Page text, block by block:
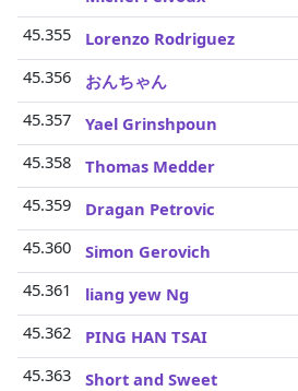
45.355
Lorenzo Rodriguez
45.356
おんちゃん
45.357
Yael Grinshpoun
45.358
Thomas Medder
45.359
Dragan Petrovic
45.360
Simon Gerovich
45.361
liang yew Ng
45.362
PING HAN TSAI
45.363
Short and Sweet